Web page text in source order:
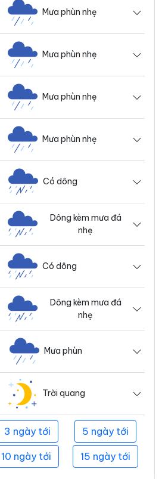
Mưa phùn nhẹ
Mưa phùn nhẹ
Mưa phùn nhẹ
Mưa phùn nhẹ
Có dông
Dông kèm mưa đá
nhẹ
Có dông
Dông kèm mưa đá
nhẹ
Mưa phùn
Trời quang
3 ngày tới 5 ngày tới
10 ngày tới 15 ngày tới